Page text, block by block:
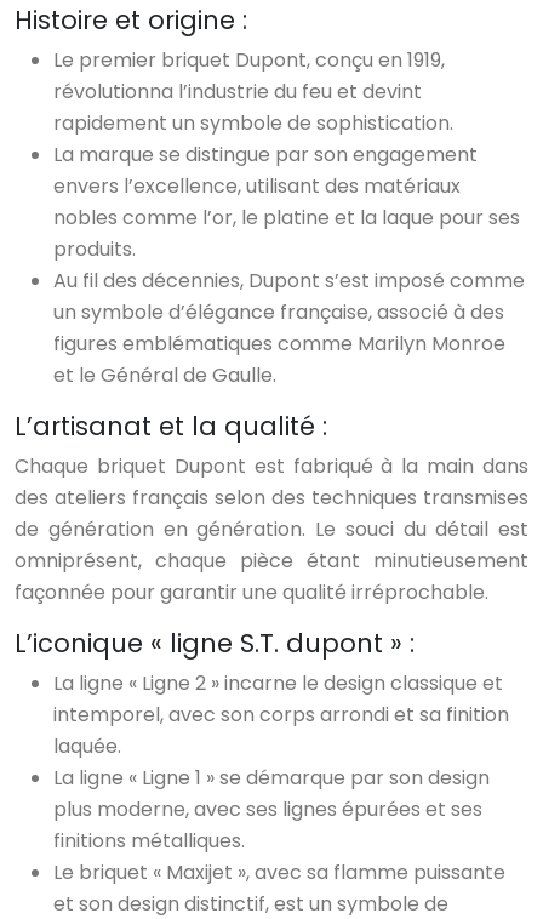
Histoire et origine :
Le premier briquet Dupont, conçu en 1919,
révolutionna l’industrie du feu et devint
rapidement un symbole de sophistication.
La marque se distingue par son engagement
envers l’excellence, utilisant des matériaux
nobles comme l’or, le platine et la laque pour ses
produits.
Au fil des décennies, Dupont s’est imposé comme
un symbole d’élégance française, associé à des
figures emblématiques comme Marilyn Monroe
et le Général de Gaulle.
L’artisanat et la qualité :
Chaque briquet Dupont est fabriqué à la main dans
des ateliers français selon des techniques transmises
de génération en génération. Le souci du détail est
omniprésent, chaque pièce étant minutieusement
façonnée pour garantir une qualité irréprochable.
L’iconique « ligne S.T. dupont » :
La ligne « Ligne 2 » incarne le design classique et
intemporel, avec son corps arrondi et sa finition
laquée.
La ligne « Ligne 1 » se démarque par son design
plus moderne, avec ses lignes épurées et ses
finitions métalliques.
Le briquet « Maxijet », avec sa flamme puissante
et son design distinctif, est un symbole de